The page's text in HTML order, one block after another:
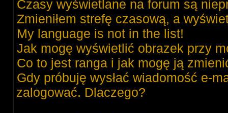
Czasy wyświetlane na forum są
Zmieniłem strefę czasową, a
My language is not in the list!
Jak mogę wyświetlić obrazek przy
Co to jest ranga i jak mogę ją
Gdy próbuję wysłać wiadomość e-
zalogować. Dlaczego?